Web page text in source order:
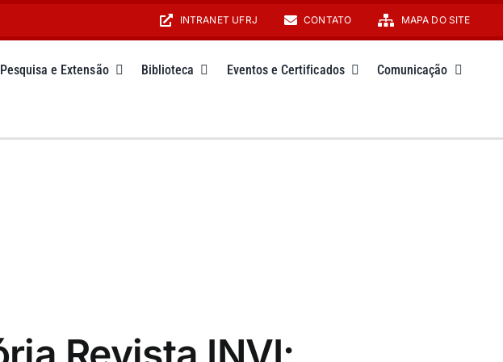
INTRANET UFRJ CONTATO MAPA DO SITE
Pesquisa e Extensão Biblioteca Eventos e Certificados Comunicação